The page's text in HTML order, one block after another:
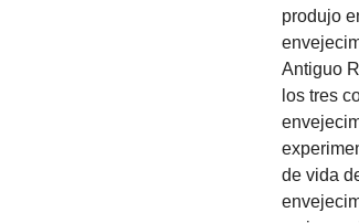
produjo
Antiguo
los tres
de vida